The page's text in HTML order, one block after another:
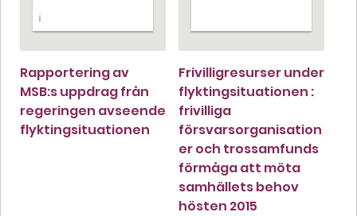
Rapportering av
MSB:s uppdrag från
regeringen avseende
flyktingsituationen
Frivilligresurser under
flyktingsituationen :
frivilliga
försvarsorganisation
er och trossamfunds
förmåga att möta
samhällets behov
hösten 2015